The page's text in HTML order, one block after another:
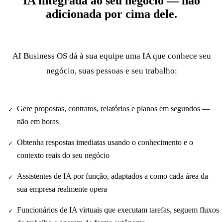
adicionada por cima dele.
AI Business OS dá à sua equipe uma IA que conhece seu
negócio, suas pessoas e seu trabalho:
✓
Gere propostas, contratos, relatórios e planos em segundos —
não em horas
✓
Obtenha respostas imediatas usando o conhecimento e o
contexto reais do seu negócio
✓
Assistentes de IA por função, adaptados a como cada área da
sua empresa realmente opera
✓
Funcionários de IA virtuais que executam tarefas, seguem fluxos